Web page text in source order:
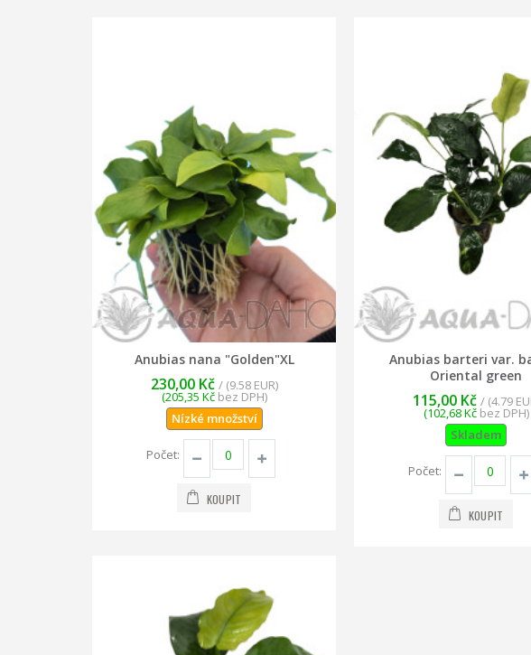
Anubias nana "Golden"XL
230,00 Kč / (9.58 EUR)
(205,35 Kčbez DPH)
Nízké množství
Počet:
KOUPIT
Anubias barteri var.
Oriental green
115,00 Kč / (4.79
(102,68 Kčbez DPH)
Skladem
Počet:
KOUPIT